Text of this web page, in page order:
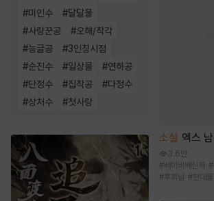
#미인수 #달달물
#사랑꾼공 #오해/착각
#능글공 #3인칭시점
#순진수 #일상물 #연하공
#단정수 #집착공 #다정수
#상처수 #첫사랑
소설 엑스
3.6만
#베이비메신저 #
#후회남 #현대물